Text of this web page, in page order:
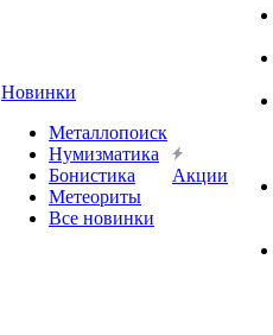
Новинки
Металлопоиск
Нумизматика
Бонистика
Метеориты
Все новинки
Акции